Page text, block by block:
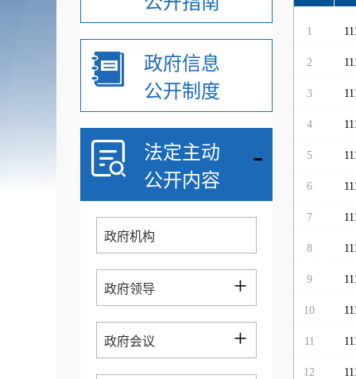
政府信息
公开制度
法定主动
公开内容
-
政府机构
政府领导 +
政府会议 +
1
2
3
4
5
6
7
8
9
10
11
12